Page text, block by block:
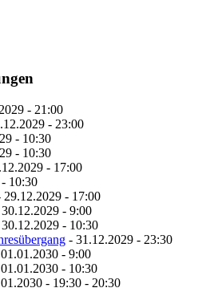
- 21:00
- 23:00
- 10:30
- 10:30
- 17:00
10:30
29.12.2029 - 17:00
- 9:00
- 10:30
- 31.12.2029 - 23:30
- 9:00
- 10:30
- 19:30 - 20:30